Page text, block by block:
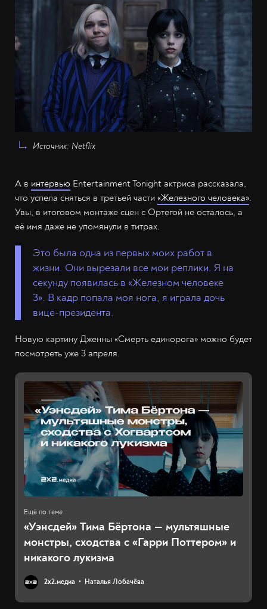
Источник: Netflix
А в интервью Entertainment Tonight актриса рассказала,
что успела сняться в третьей части «Железного человека».
Увы, в итоговом монтаже сцен с Ортегой не осталось, а
её имя даже не упомянули в титрах.
Это была одна из первых моих работ в
жизни. Они вырезали все мои реплики. Я на
секунду появилась в «Железном человеке
3». В кадр попала моя нога, я играла дочь
вице-президента.
Новую картину Дженны «Смерть единорога» можно будет
посмотреть уже 3 апреля.
«Уэнсдей» Тима Бёртона — мультяшные
монстры, сходства с «Гарри Поттером» и
никакого лукизма
2х2.медиа Наталья Лобачёва